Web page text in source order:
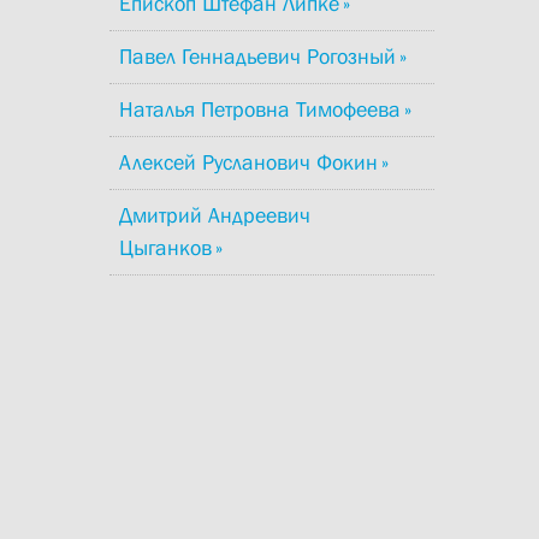
Павел Геннадьевич Рогозный
Наталья Петровна Тимофеева
Алексей Русланович Фокин
Дмитрий Андреевич
Цыганков